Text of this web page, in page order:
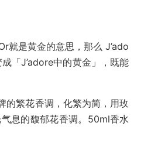
就是黄金的意思，那么 J’ado
「J’adore中的黄金」，既能
的繁花香调，化繁为简，用玫
息的馥郁花香调。50ml香水